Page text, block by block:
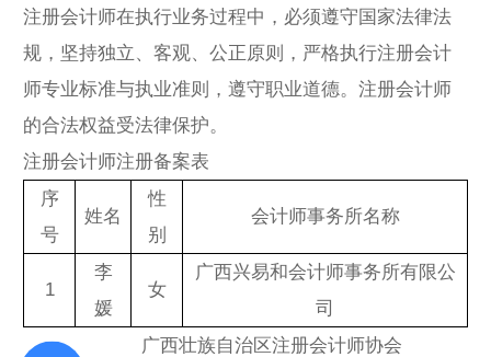
注册会计师在执行业务过程中，必须遵守国家法律法
规，坚持独立、客观、公正原则，严格执行注册会计
师专业标准与执业准则，遵守职业道德。注册会计师
的合法权益受法律保护。
注册会计师注册备案表
序
号
姓名
性
别
会计师事务所名称
1
李
媛
女
广西兴易和会计师事务所有限公
司
广西壮族自治区注册会计师协会